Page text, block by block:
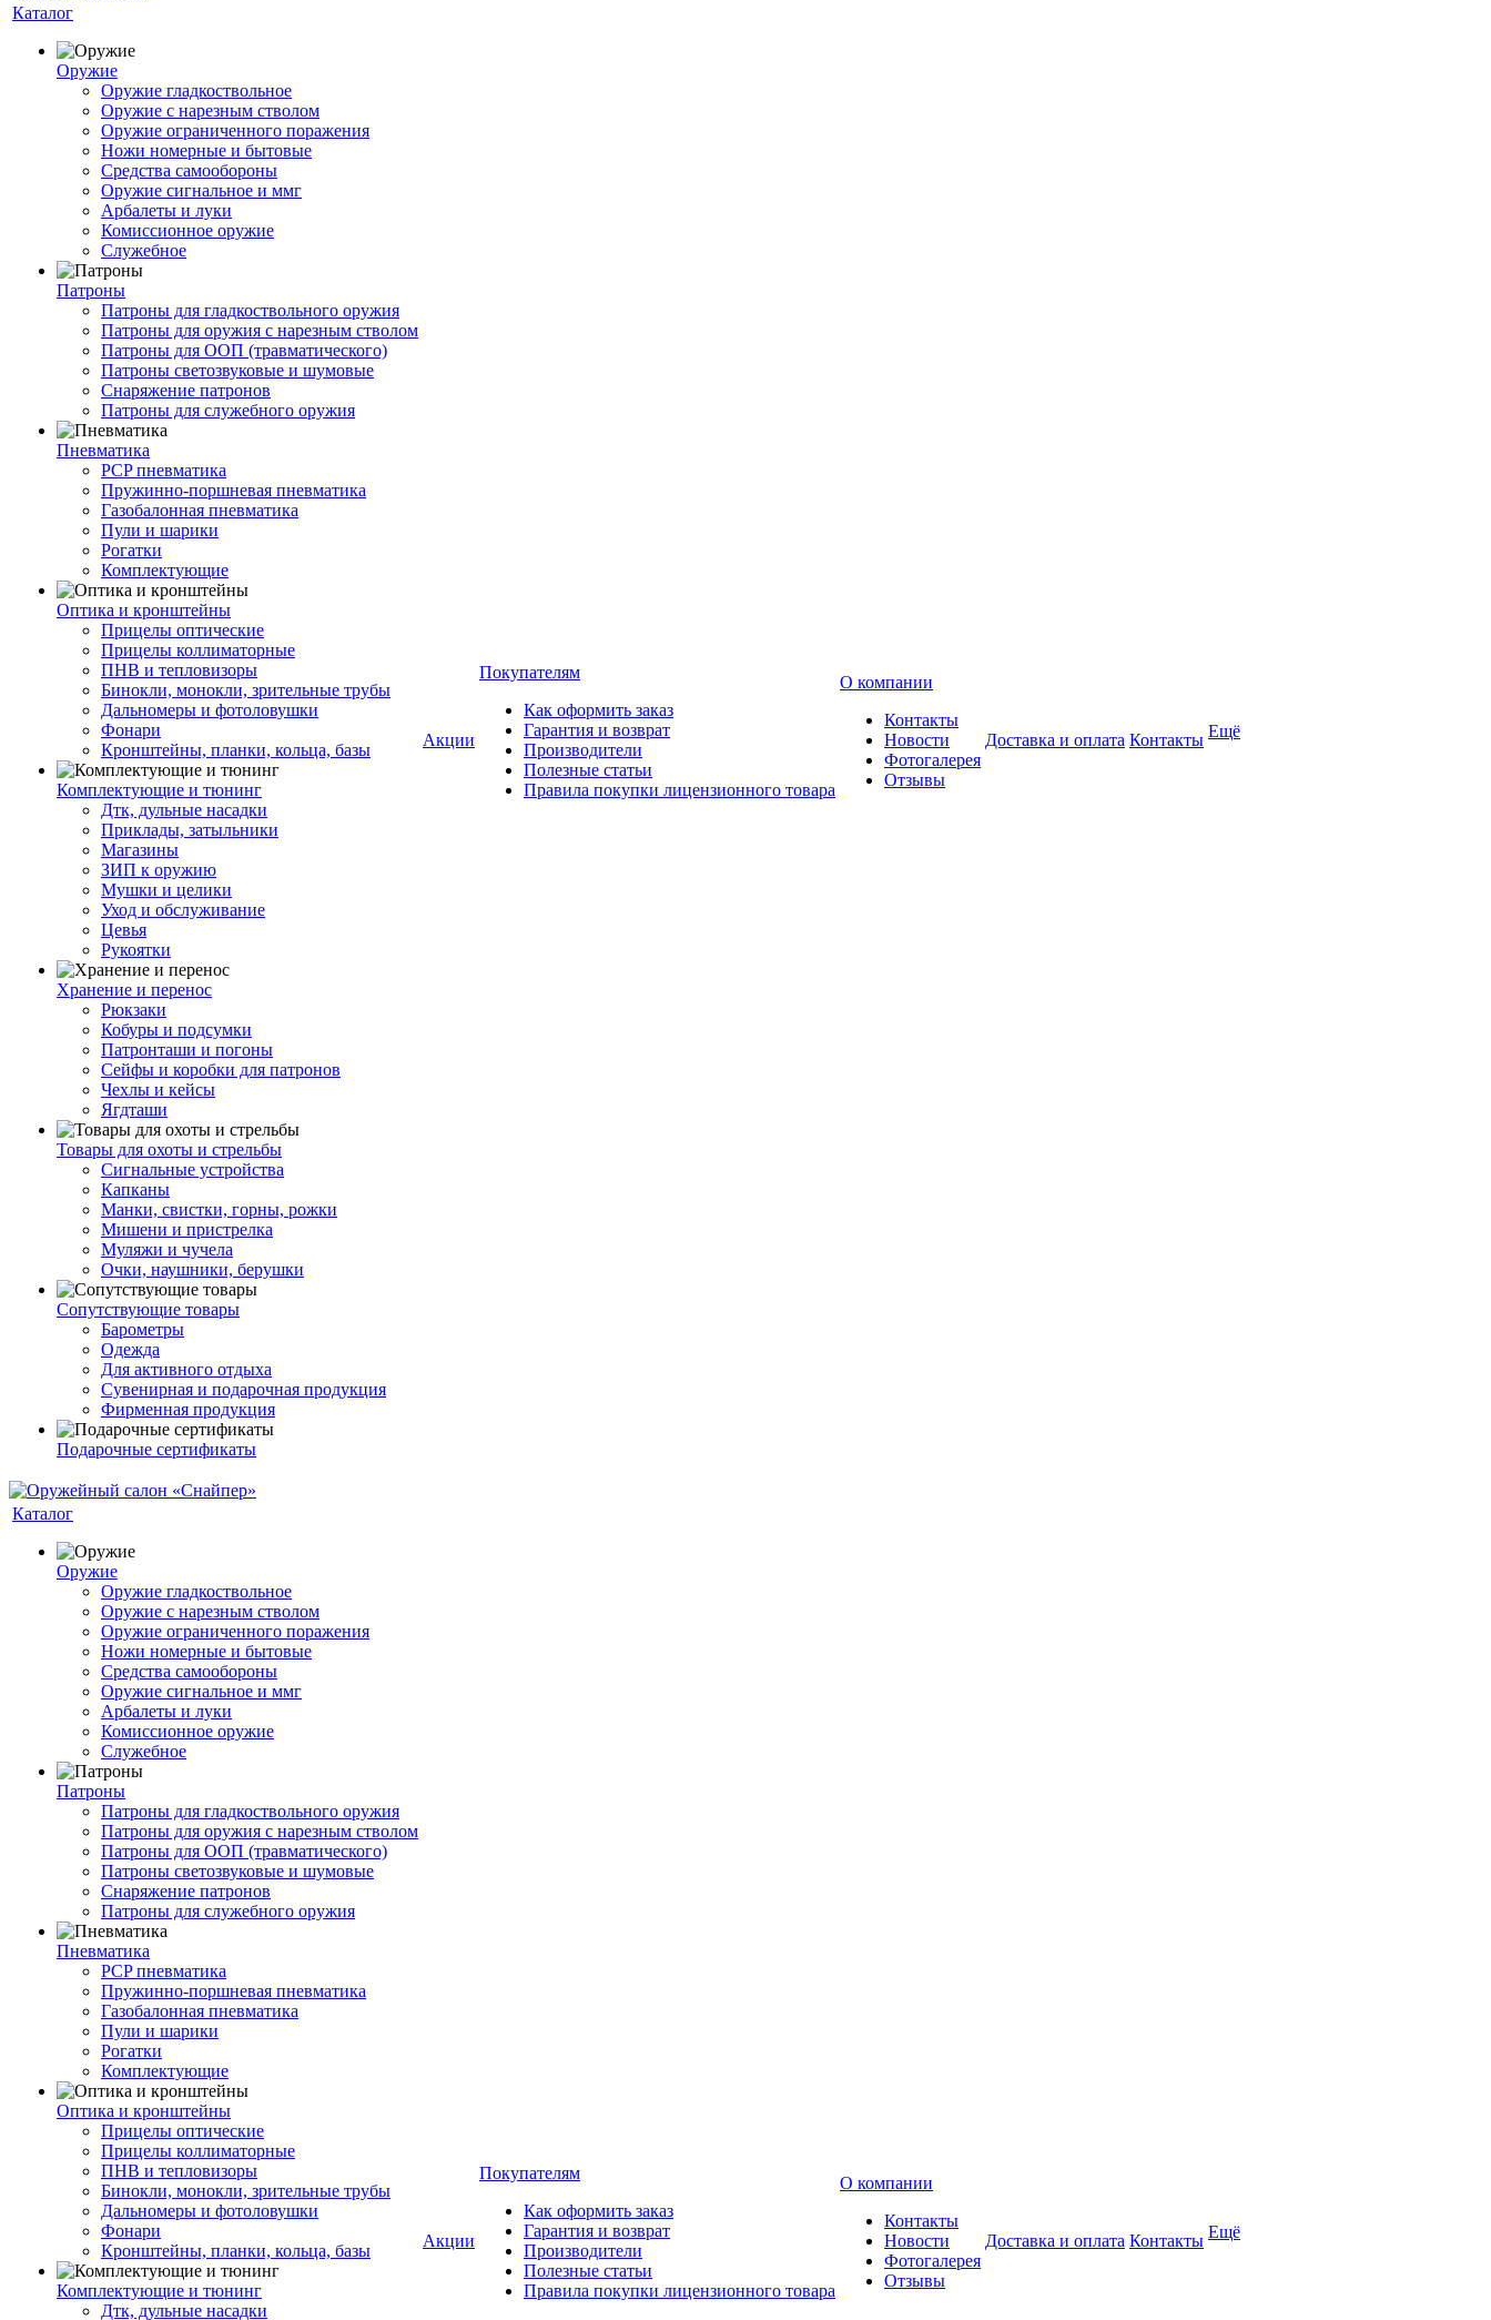
Каталог
Оружие
Оружие гладкоствольное
Оружие с нарезным стволом
Оружие ограниченного поражения
Ножи номерные и бытовые
Средства самообороны
Оружие сигнальное и ммг
Арбалеты и луки
Комиссионное оружие
Служебное
Патроны
Патроны для гладкоствольного оружия
Патроны для оружия с нарезным стволом
Патроны для ООП (травматического)
Патроны светозвуковые и шумовые
Снаряжение патронов
Патроны для служебного оружия
Пневматика
PCP пневматика
Пружинно-поршневая пневматика
Газобалонная пневматика
Пули и шарики
Рогатки
Комплектующие
Оптика и кронштейны
Прицелы оптические
Прицелы коллиматорные
ПНВ и тепловизоры
Бинокли, монокли, зрительные трубы
Дальномеры и фотоловушки
Фонари
Кронштейны, планки, кольца, базы
Комплектующие и тюнинг
Дтк, дульные насадки
Приклады, затыльники
Магазины
ЗИП к оружию
Мушки и целики
Уход и обслуживание
Цевья
Рукоятки
Хранение и перенос
Рюкзаки
Кобуры и подсумки
Патронташи и погоны
Сейфы и коробки для патронов
Чехлы и кейсы
Ягдташи
Товары для охоты и стрельбы
Сигнальные устройства
Капканы
Манки, свистки, горны, рожки
Мишени и пристрелка
Муляжи и чучела
Очки, наушники, берушки
Сопутствующие товары
Барометры
Одежда
Для активного отдыха
Сувенирная и подарочная продукция
Фирменная продукция
Подарочные сертификаты
Акции
Покупателям
Как оформить заказ
Гарантия и возврат
Производители
Полезные статьи
Правила покупки лицензионного товара
О компании
Контакты
Новости
Фотогалерея
Отзывы
Доставка и оплата Контакты Ещё
Каталог
Оружие
Оружие гладкоствольное
Оружие с нарезным стволом
Оружие ограниченного поражения
Ножи номерные и бытовые
Средства самообороны
Оружие сигнальное и ммг
Арбалеты и луки
Комиссионное оружие
Служебное
Патроны
Патроны для гладкоствольного оружия
Патроны для оружия с нарезным стволом
Патроны для ООП (травматического)
Патроны светозвуковые и шумовые
Снаряжение патронов
Патроны для служебного оружия
Пневматика
PCP пневматика
Пружинно-поршневая пневматика
Газобалонная пневматика
Пули и шарики
Рогатки
Комплектующие
Оптика и кронштейны
Прицелы оптические
Прицелы коллиматорные
ПНВ и тепловизоры
Бинокли, монокли, зрительные трубы
Дальномеры и фотоловушки
Фонари
Кронштейны, планки, кольца, базы
Комплектующие и тюнинг
Дтк, дульные насадки
Акции
Покупателям
Как оформить заказ
Гарантия и возврат
Производители
Полезные статьи
Правила покупки лицензионного товара
О компании
Контакты
Новости
Фотогалерея
Отзывы
Доставка и оплата Контакты Ещё